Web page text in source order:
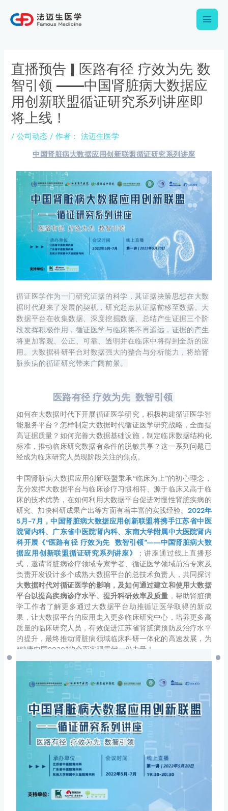
Main
直播预告 | 医路有径 疗效为先 数
智引领 ——中国肾脏病大数据应
用创新联盟循证研究系列讲座即
将上线！
/公司动态 / 作者： 法迈生医学
中国肾脏病大数据应用创新联盟循证研究系列讲座
循证医学作为一门研究证据的科学，其证据决策思想在大数
据时代迎来了发展的契机，研究起点从证据前移至数据。大
数据平台在收集数据、深度挖掘数据、总结产生证据三个阶
段发挥积极作用，循证医学与临床将不再遥远，证据的产生
将更加客观、公正、可靠、透明并在临床中将得到全新的应
用。大数据科研平台对数据强大的整合与分析能力，将给肾
脏疾病的循证研究带来广阔前景。
医路有径 疗效为先 数智引领
如何在大数据时代下开展循证医学研究，积极构建循证医学智
能服务平台？怎样制定大数据时代循证医学研究战略，全面提
高证据质量？如何完善大数据基础设施，制定临床数据结构化
标准，推动临床研究数据有条件的脱敏共享？这一系列问题已
经成为临床研究人员现阶段关注的焦点。
中国肾脏病大数据应用创新联盟秉承“临床为上”的初心理念，
充分发挥大数据平台与临床诊疗习惯相符、源于临床又高于临
床的技术优势，在如何利用大数据平台促进对慢性肾脏疾病的
研究、加快科研成果产出等方面有着丰富的实践经验。 2022年
5月-7月
，中国肾脏病大数据应用创新联盟将携手江苏省中医
院肾内科、广东省中医院肾内科、东南大学附属中大医院肾内
科开展《“医路有径 疗效为先 数智引领”——中国肾脏病大数
据应用创新联盟循证研究系列讲座》
；讲座通过线上直播形
式，邀请肾脏病诊疗领域专家学者、循证医学领域前沿专家及
负责开发设计多个成熟大数据平台的总技术负责人，共同探讨
大数据时代对循证医学的影响，及如何通过建立和使用大数据
平台以提高疾病诊疗水平、提升科研效率及质量 ，帮助肾脏病
学工作者了解更多通过大数据平台助推循证医学取得的新成
果，让大数据平台的应用走入更多临床研究中心，培养更多高
质量的临床研究人员，有效促进江苏省肾脏病预防及治疗水平
的提升，最终推动肾脏病领域临床科研一体化的高速发展，为
“健康中国2030”的全面实现贡献一份力量！